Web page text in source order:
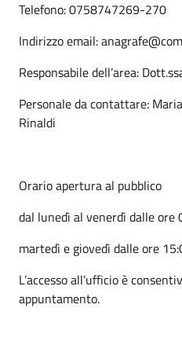
Telefono: 0758747269-270
Indirizzo email:
Responsabile dell’area:
Personale da contattare:
Rinaldi
Orario apertura al pubblico
dal lunedì al venerdì dalle ore
martedì e giovedì dalle ore
L’accesso all’ufficio è
appuntamento.